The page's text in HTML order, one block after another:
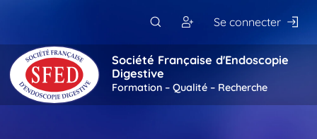
Se connecter
Société Française d'Endoscopie
Digestive
Formation – Qualité – Recherche